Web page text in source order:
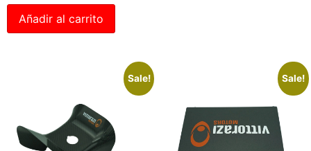
Añadir al carrito
Sale! Sale!